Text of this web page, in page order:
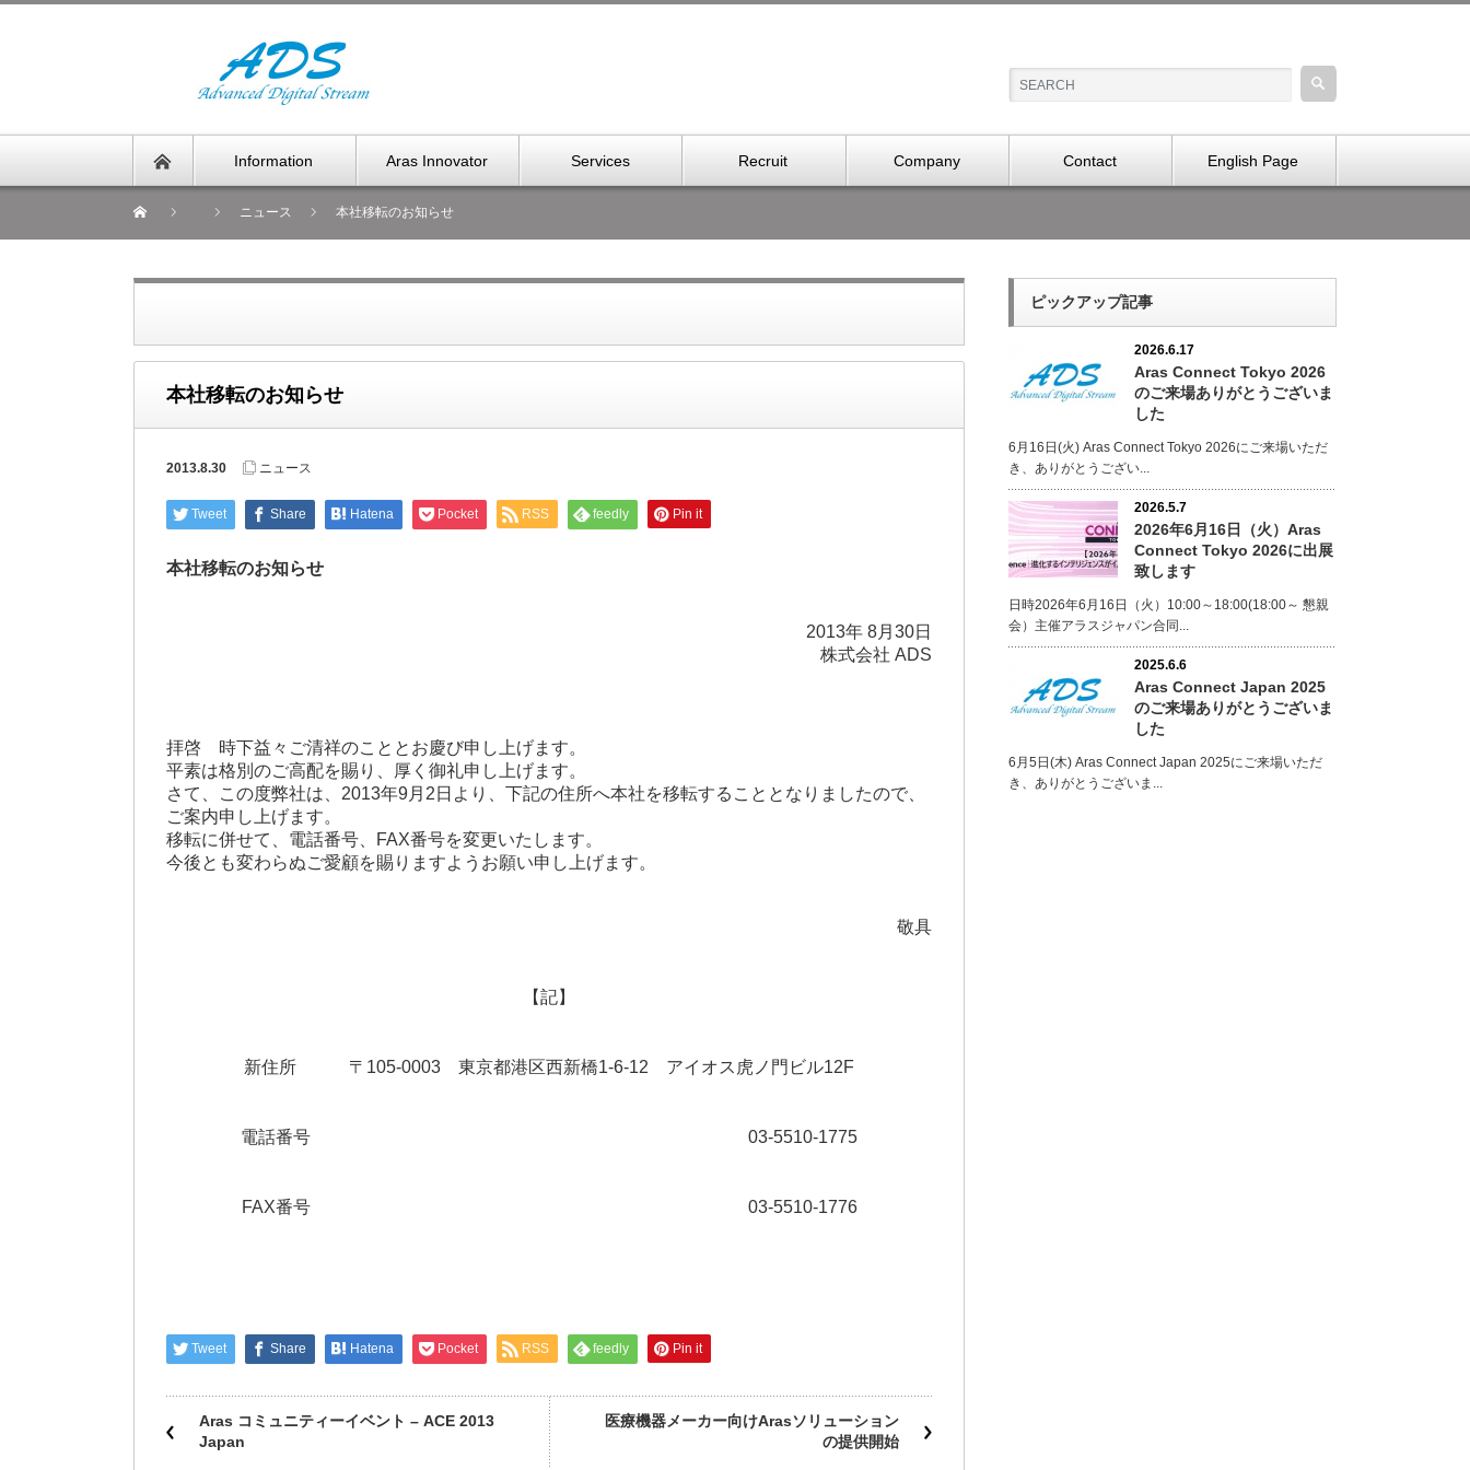
Information Aras Innovator Services Recruit Company Contact English Page
ニュース 本社移転のお知らせ
本社移転のお知らせ
2013.8.30 ニュース
Tweet Share Hatena Pocket RSS feedly Pin it
本社移転のお知らせ
2013年 8月30日
株式会社 ADS
拝啓 時下益々ご清祥のこととお慶び申し上げます。
平素は格別のご高配を賜り、厚く御礼申し上げます。
さて、この度弊社は、2013年9月2日より、下記の住所へ本社を移転することとなりましたので、
ご案内申し上げます。
移転に併せて、電話番号、FAX番号を変更いたします。
今後とも変わらぬご愛顧を賜りますようお願い申し上げます。
敬具
【記】
新住所 〒105-0003 東京都港区西新橋1-6-12 アイオス虎ノ門ビル12F
電話番号 03-5510-1775
FAX番号 03-5510-1776
Tweet Share Hatena Pocket RSS feedly Pin it
Aras コミュニティーイベント – ACE 2013
Japan
医療機器メーカー向けArasソリューション
の提供開始
ピックアップ記事
2026.6.17
Aras Connect Tokyo 2026
のご来場ありがとうございま
した
6月16日(火) Aras Connect Tokyo 2026にご来場いただ
き、ありがとうござい...
2026.5.7
2026年6月16日（火）Aras
Connect Tokyo 2026に出展
致します
日時2026年6月16日（火）10:00～18:00(18:00～ 懇親
会）主催アラスジャパン合同...
2025.6.6
Aras Connect Japan 2025
のご来場ありがとうございま
した
6月5日(木) Aras Connect Japan 2025にご来場いただ
き、ありがとうございま...